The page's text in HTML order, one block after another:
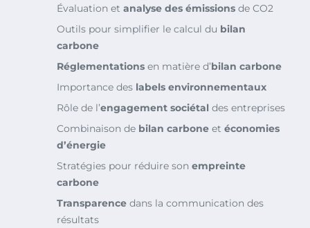
Évaluation et analyse des émissions de CO2
Outils pour simplifier le calcul du bilan
carbone
Réglementations en matière d’bilan carbone
Importance des labels environnementaux
Rôle de l’engagement sociétal des entreprises
Combinaison de bilan carbone et économies
d’énergie
Stratégies pour réduire son empreinte
carbone
Transparence dans la communication des
résultats